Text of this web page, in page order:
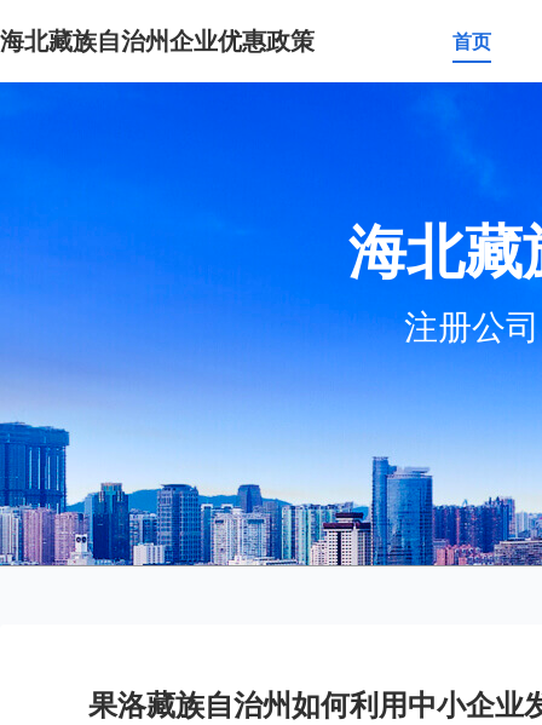
海北藏族自治州企业优惠政策 首页
海北藏
注册公
果洛藏族自治州如何利用中小企业